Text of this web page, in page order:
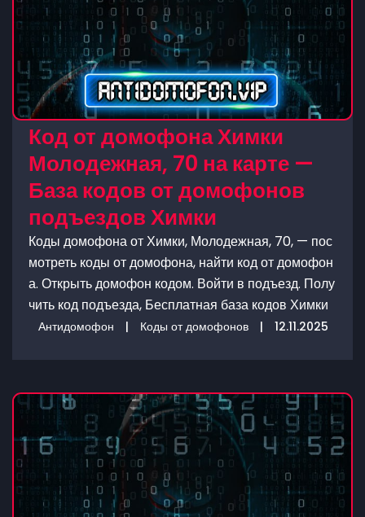
Код от домофона Химки
Молодежная, 70 на карте —
База кодов от домофонов
подъездов Химки
Коды домофона от Химки, Молодежная, 70, — пос
мотреть коды от домофона, найти код от домофон
а. Открыть домофон кодом. Войти в подъезд. Полу
чить код подъезда, Бесплатная база кодов Химки
Антидомофон | Коды от домофонов | 12.11.2025